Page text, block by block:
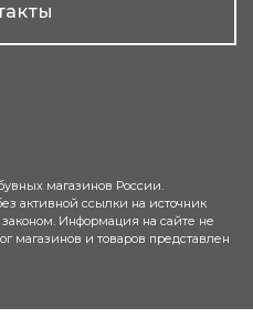
магазинов России.
активной ссылки на источник
Информация на сайте не
магазинов и товаров представлен